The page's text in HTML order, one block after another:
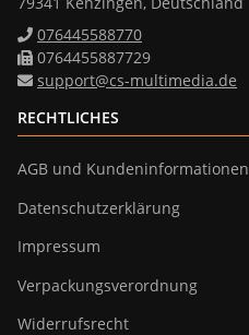
076445588770
0764455887729
support@cs-multimedia.de
RECHTLICHES
AGB und Kundeninformationen
Datenschutzerklärung
Impressum
Verpackungsverordnung
Widerrufsrecht